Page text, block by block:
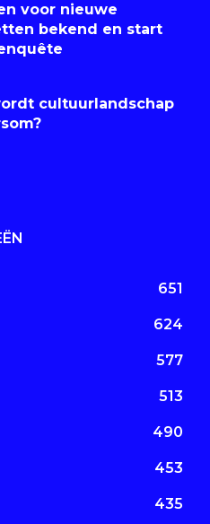
voor nieuwe
bekend en start
cultuurlandschap
651
624
577
513
490
453
435